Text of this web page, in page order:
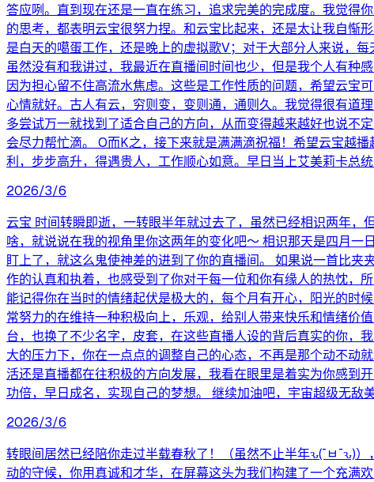
答应咧。直到现在还是一直在练习，追求完美的完成度。我觉得
的思考，都表明云宝很努力捏。和云宝比起来，还是太让我自惭
是白天的噶蛋工作，还是晚上的虚拟歌V；对于大部分人来说，
虽然没有和我讲过，我最近在直播间时间也少，但是我个人有种
因为担心留不住高流水焦虑。这些是工作性质的问题，希望云宝
心情就好。古人有云，穷则变，变则通，通则久。我觉得很有道
多尝试万一就找到了适合自己的方向，从而变得越来越好也说不
会尽力帮忙滴。 O而K之，接下来就是满满滴祝福！希望云宝越
利，步步高升，得遇贵人，工作顺心如意。早日当上艾美莉卡总
2026/3/6
云宝 时间转瞬即逝，一转眼半年就过去了，虽然已经相识两年
啥，就说说在我的视角里你这两年的变化吧～ 相识那天是四月
盯上了，就这么鬼使神差的进到了你的直播间。 如果说一首比
作的认真和执着，也感受到了你对于每一位和你有缘人的热忱，
能记得你在当时的情绪起伏是极大的，每个月有开心，阳光的时
常努力的在维持一种积极向上，乐观，给别人带来快乐和情绪价
台，也换了不少名字，皮套，在这些直播人设的背后真实的你，
大的压力下，你在一点点的调整自己的心态，不再是那个动不动
活还是直播都在往积极的方向发展，我看在眼里是着实为你感到
功倍，早日成名，实现自己的梦想。 继续加油吧，宇宙超级无敌
2026/3/6
转眼间居然已经陪你走过半载春秋了！（虽然不止半年ԅ(¯ㅂ¯ԅ)
动的守候，你用真诚和才华，在屏幕这头为我们构建了一个充满